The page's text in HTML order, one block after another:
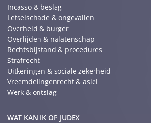
Incasso & beslag
Letselschade & ongevallen
Overheid & burger
Overlijden & nalatenschap
Rechtsbijstand & procedures
Strafrecht
Uitkeringen & sociale zekerheid
Vreemdelingenrecht & asiel
Werk & ontslag
WAT KAN IK OP JUDEX